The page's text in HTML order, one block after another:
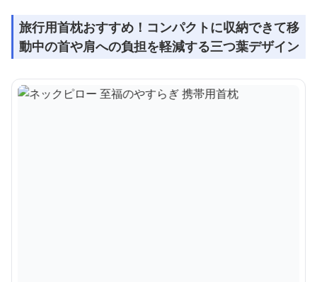
旅行用首枕おすすめ！コンパクトに収納できて移
動中の首や肩への負担を軽減する三つ葉デザイン